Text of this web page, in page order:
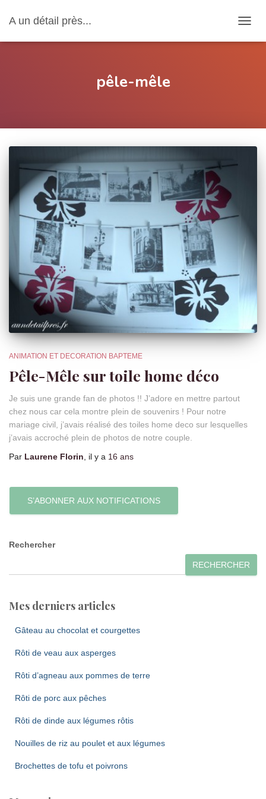
A un détail près...
pêle-mêle
ANIMATION ET DECORATION BAPTEME
Pêle-Mêle sur toile home déco
Je suis une grande fan de photos !! J’adore en mettre partout
chez nous car cela montre plein de souvenirs ! Pour notre
mariage civil, j’avais réalisé des toiles home deco sur lesquelles
j’avais accroché plein de photos de notre couple.
Par Laurene Florin , il y a 16 ans
S’ABONNER AUX NOTIFICATIONS
Rechercher
RECHERCHER
Mes derniers articles
Gâteau au chocolat et courgettes
Rôti de veau aux asperges
Rôti d’agneau aux pommes de terre
Rôti de porc aux pêches
Rôti de dinde aux légumes rôtis
Nouilles de riz au poulet et aux légumes
Brochettes de tofu et poivrons